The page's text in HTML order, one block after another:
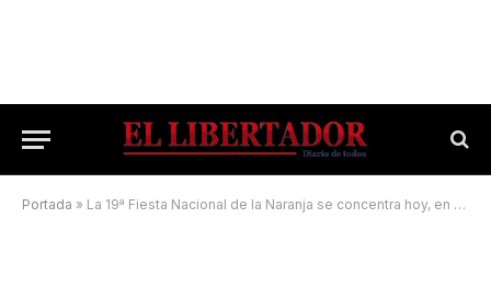
Portada » La 19ª Fiesta Nacional de la Naranja se concentra hoy, en una sola velada